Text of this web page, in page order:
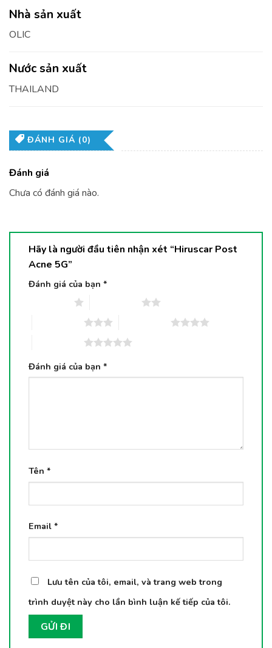
Nhà sản xuất
OLIC
Nước sản xuất
THAILAND
ĐÁNH GIÁ (0)
Đánh giá
Chưa có đánh giá nào.
Hãy là người đầu tiên nhận xét “Hiruscar Post
Acne 5G”
Đánh giá của bạn *
Đánh giá của bạn *
Tên *
Email *
Lưu tên của tôi, email, và trang web trong
trình duyệt này cho lần bình luận kế tiếp của tôi.